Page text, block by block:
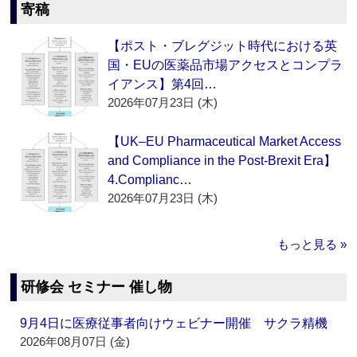
寄稿
【ポスト・ブレグジット時代における英
国・EUの医薬品市場アクセスとコンプラ
イアンス】第4回…
2026年07月23日 (木)
【UK–EU Pharmaceutical Market Access
and Compliance in the Post-Brexit Era】
4.Complianc…
2026年07月23日 (木)
もっと見る »
研修会 セミナー 催し物
9月4日に医療従事者向けウェビナー開催 サクラ精機
2026年08月07日 (金)